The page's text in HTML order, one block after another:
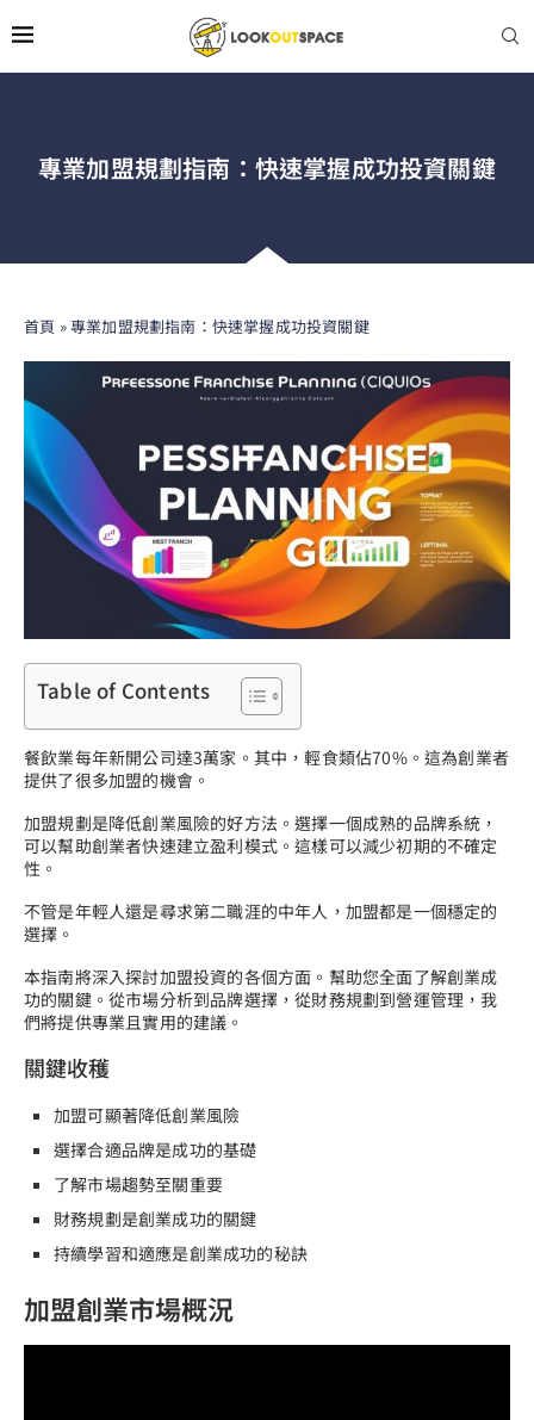
專業加盟規劃指南：快速掌握成功投資關鍵
首頁 »專業加盟規劃指南：快速掌握成功投資關鍵
Table of Contents
餐飲業每年新開公司達3萬家。其中，輕食類佔70%。這為創業者
提供了很多加盟的機會。
加盟規劃是降低創業風險的好方法。選擇一個成熟的品牌系統，
可以幫助創業者快速建立盈利模式。這樣可以減少初期的不確定
性。
不管是年輕人還是尋求第二職涯的中年人，加盟都是一個穩定的
選擇。
本指南將深入探討加盟投資的各個方面。幫助您全面了解創業成
功的關鍵。從市場分析到品牌選擇，從財務規劃到營運管理，我
們將提供專業且實用的建議。
關鍵收穫
加盟可顯著降低創業風險
選擇合適品牌是成功的基礎
了解市場趨勢至關重要
財務規劃是創業成功的關鍵
持續學習和適應是創業成功的秘訣
加盟創業市場概況